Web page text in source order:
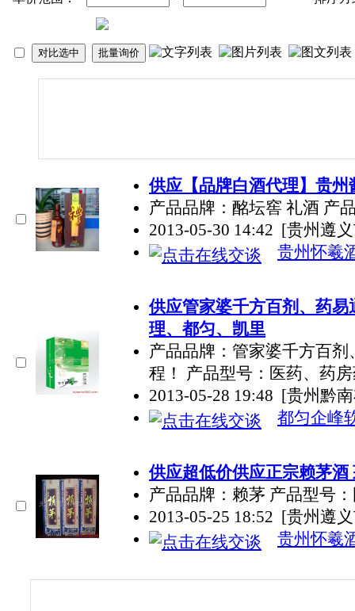
供应【品牌白酒代理】贵
产品品牌：酩坛窖 礼酒 产
2013-05-30 14:42 [贵州遵
贵州怀羲
供应管家婆千方百剂、药
理、都匀、凯里
产品品牌：管家婆千方百
程！ 产品型号：医药、药
2013-05-28 19:48 [贵州黔
都匀企峰
供应超低价供应正宗赖茅酒
产品品牌：赖茅 产品型号
2013-05-25 18:52 [贵州遵
贵州怀羲